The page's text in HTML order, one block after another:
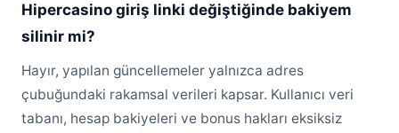
Hipercasino giriş linki değiştiğinde bakiyem
silinir mi?
Hayır, yapılan güncellemeler yalnızca adres
çubuğundaki rakamsal verileri kapsar. Kullanıcı veri
tabanı, hesap bakiyeleri ve bonus hakları eksiksiz